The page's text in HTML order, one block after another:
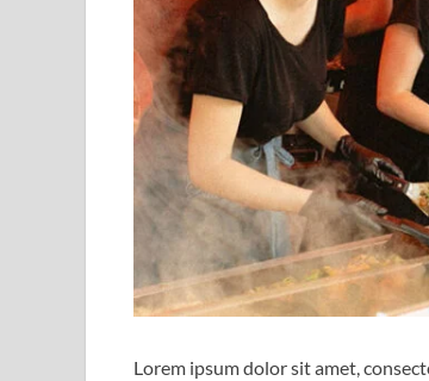
Lorem ipsum dolor sit amet,